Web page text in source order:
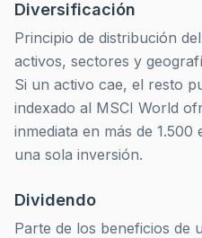
Diversificación
Principio de distribución
activos, sectores y
Si un activo cae, el resto
indexado al MSCI World
inmediata en más de
una sola inversión.
Dividendo
Parte de los beneficios de